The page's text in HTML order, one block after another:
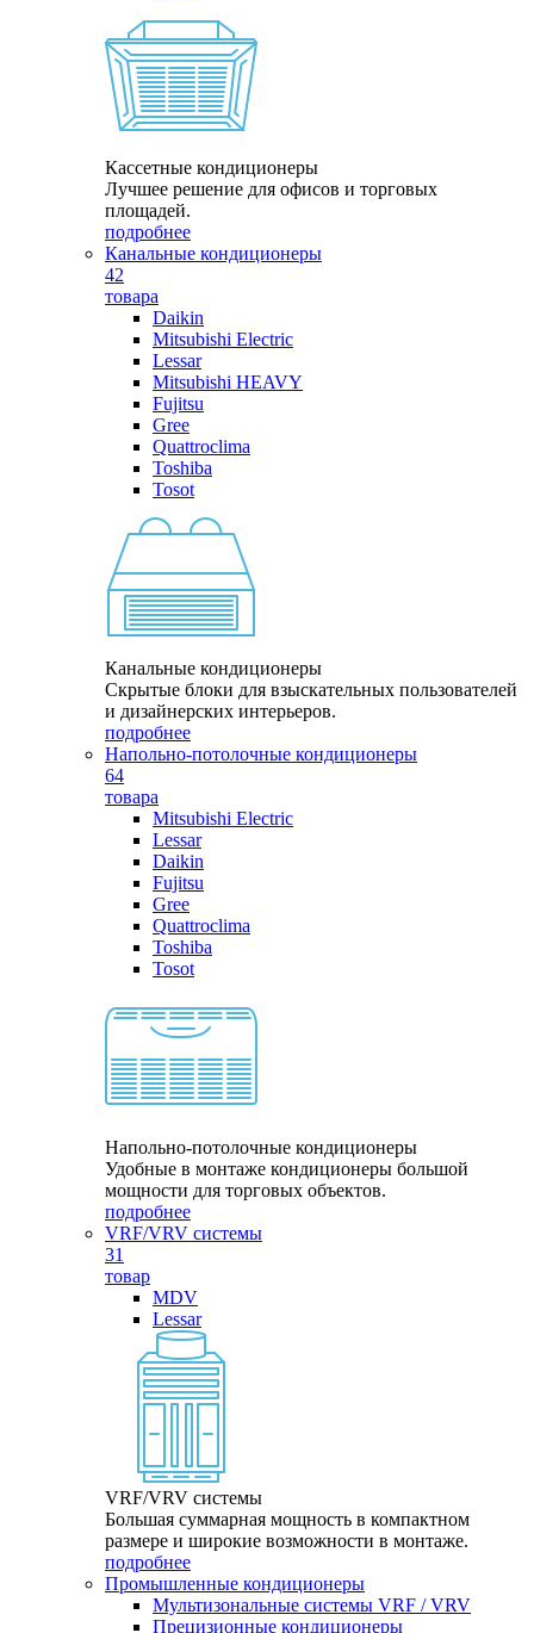
Кассетные кондиционеры
Лучшее решение для офисов и торговых
площадей.
подробнее
Канальные кондиционеры
42
товара
Daikin
Mitsubishi Electric
Lessar
Mitsubishi HEAVY
Fujitsu
Gree
Quattroclima
Toshiba
Tosot
Канальные кондиционеры
Скрытые блоки для взыскательных пользователей
и дизайнерских интерьеров.
подробнее
Напольно-потолочные кондиционеры
64
товара
Mitsubishi Electric
Lessar
Daikin
Fujitsu
Gree
Quattroclima
Toshiba
Tosot
Напольно-потолочные кондиционеры
Удобные в монтаже кондиционеры большой
мощности для торговых объектов.
подробнее
VRF/VRV системы
31
товар
MDV
Lessar
VRF/VRV системы
Большая суммарная мощность в компактном
размере и широкие возможности в монтаже.
подробнее
Промышленные кондиционеры
Мультизональные системы VRF / VRV
Прецизионные кондиционеры